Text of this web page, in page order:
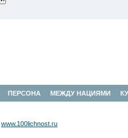
ПЕРСОНА МЕЖДУ НАЦИЯМИ
www.100lichnost.ru